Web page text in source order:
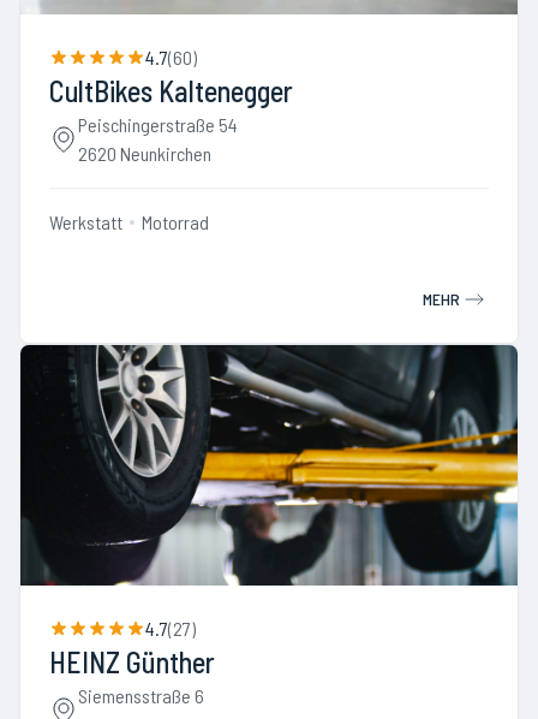
4.7(60)
CultBikes Kaltenegger
Peischingerstraße 54
2620 Neunkirchen
Werkstatt Motorrad
MEHR
4.7(27)
HEINZ Günther
Siemensstraße 6